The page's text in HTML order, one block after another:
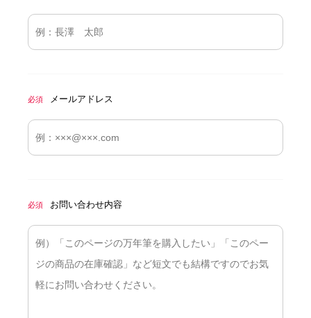
必須 メールアドレス
必須 お問い合わせ内容